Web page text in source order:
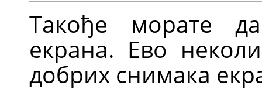
Такође морате
екрана. Ево
добрих снимака